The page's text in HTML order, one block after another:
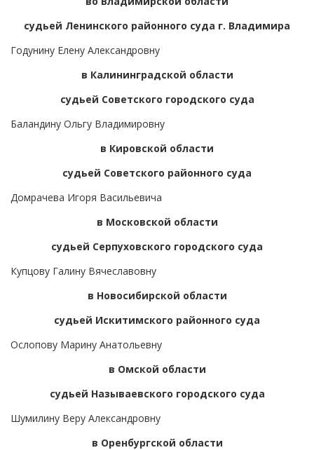
судьей Ленинского районного суда г. Владимира
Годунину Елену Александровну
в Калининградской области
судьей Советского городского суда
Баландину Ольгу Владимировну
в Кировской области
судьей Советского районного суда
Домрачева Игоря Васильевича
в Московской области
судьей Серпуховского городского суда
Купцову Галину Вячеславовну
в Новосибирской области
судьей Искитимского районного суда
Ослопову Марину Анатольевну
в Омской области
судьей Называевского городского суда
Шумилину Веру Александровну
в Оренбургской области